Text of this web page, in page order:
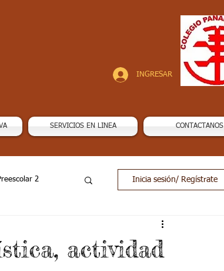
INGRESAR
SERVICIOS EN LINEA CONTACTANOS
2 Inicia sesión/ Regístrate
actividad